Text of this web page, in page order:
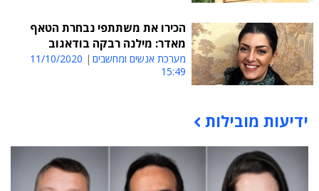
הכירו את משתתפי נבחרת הטאף
מאדר: מילנה רבקה בודאגוב
מערכת אנשים ומחשבים
11/10/2020
15:49
תוכן פרסומי
ידיעות מובילות